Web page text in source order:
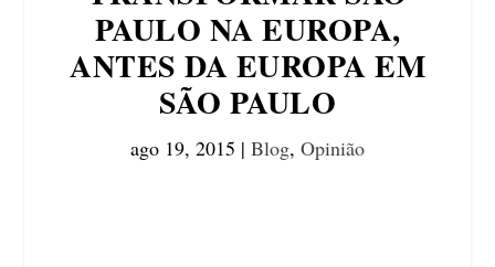
PAULO NA EUROPA,
ANTES DA EUROPA EM
SÃO PAULO
ago 19, 2015 | Blog, Opinião